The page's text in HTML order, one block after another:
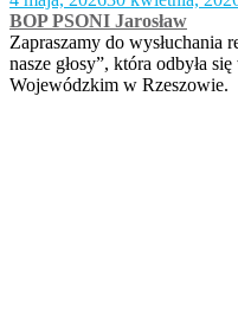
BOP PSONI Jarosław
Zapraszamy do wysłuchania
nasze głosy”, która odbyła
Wojewódzkim w